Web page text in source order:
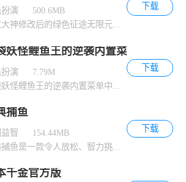
演
500.6MB
经过大神修改后的绿色征途无限元宝版为玩家提
下载
妖怪鲤鱼王的逆袭内置菜单
演
7.79M
下载
捕鱼
智
154.44MB
下载
千金官方版